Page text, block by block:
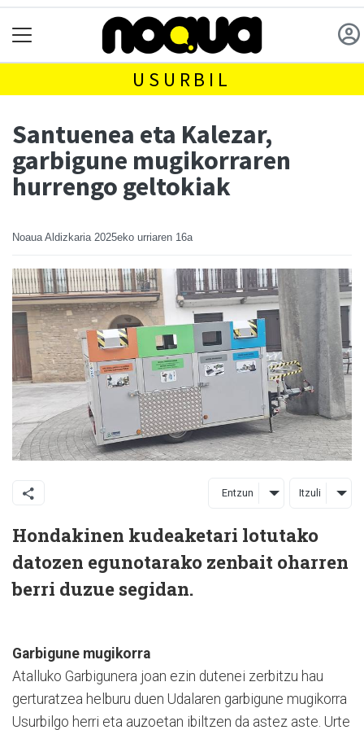
USURBIL
Santuenea eta Kalezar,
garbigune mugikorraren
hurrengo geltokiak
Noaua Aldizkaria 2025eko urriaren 16a
Entzun Itzuli
Hondakinen kudeaketari lotutako
datozen egunotarako zenbait oharren
berri duzue segidan.
Garbigune mugikorra
Atalluko Garbigunera joan ezin dutenei zerbitzu hau
gerturatzea helburu duen Udalaren garbigune mugikorra
Usurbilgo herri eta auzoetan ibiltzen da astez aste. Urte